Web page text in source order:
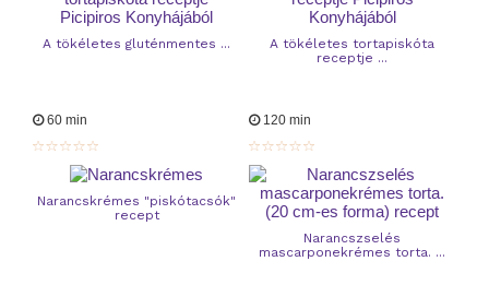
A tökéletes gluténmentes ...
A tökéletes tortapiskóta
receptje ...
60 min
Narancskrémes "piskótacsók"
recept
120 min
Narancszselés
mascarponekrémes torta. ...